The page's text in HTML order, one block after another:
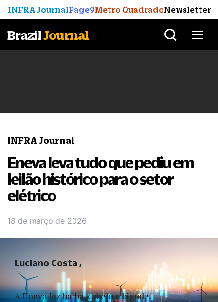
INFRA JournalPage9Metro QuadradoNewsletter
BrazilJournal
INFRA Journal
Eneva leva tudo que pediu em
leilão histórico para o setor
elétrico
18 de março de 2026
A Eneva fez barba, cabelo e bigode.
Luciano Costa